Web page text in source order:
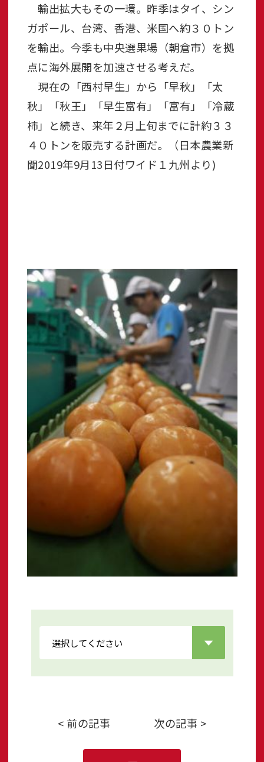
輸出拡大もその一環。昨季はタイ、シン
ガポール、台湾、香港、米国へ約３０トン
を輸出。今季も中央選果場（朝倉市）を拠
点に海外展開を加速させる考えだ。
現在の「西村早生」から「早秋」「太
秋」「秋王」「早生富有」「富有」「冷蔵
柿」と続き、来年２月上旬までに計約３３
４０トンを販売する計画だ。（日本農業新
聞2019年9月13日付ワイド１九州より)
< 前の記事 次の記事 >